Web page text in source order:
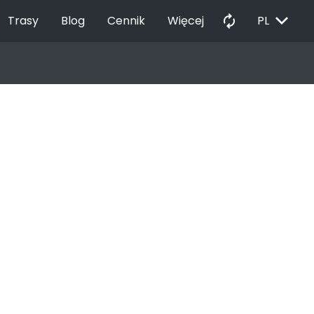
Trasy Blog Cennik Więcej autorenew PL EXPAND_MORE